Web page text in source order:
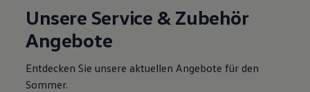
Vorgängermodelle
Volkswagen Kundenbetreuung
Assistenzsysteme
Unsere Service & Zubehör
Angebote
Entdecken Sie unsere aktuellen Angebote für den
Sommer.